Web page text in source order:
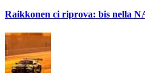
Raikkonen ci riprova: bis nella